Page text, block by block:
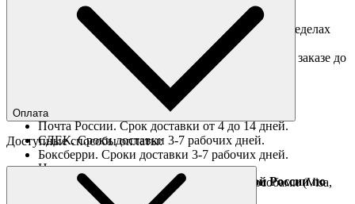
Доставка курьером в интервал 13:00-20:00 в пределах
МКАД 350 руб.
Доставка "день в день" в пределах МКАД (при заказе до
Ориентировочные сроки доставки по России
Почта России. Срок доставки от 4 до 14 дней.
СДЕК. Сроки доставки 3-7 рабочих дней.
Боксберри. Сроки доставки 3-7 рабочих дней.
Доставка за границу осуществляется Почтой России по
полной предоплате
Оплата
Доступные способы оплаты:
Наличными при получении
Оплата он-лайн всеми популярными способами (Visa,
Mastercard и тд.)